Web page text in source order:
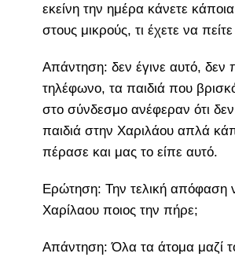
εκείνη την ημέρα κάνετε
στους μικρούς, τι έχετε να πείτε
Απάντηση: δεν έγινε αυτό, δεν
τηλέφωνο, τα παιδιά που
στο σύνδεσμο ανέφεραν ότι
παιδιά στην Χαριλάου απλά
πέρασε και μας το είπε αυτό.
Ερώτηση: Την τελική απόφαση
Χαρίλαου ποιος την πήρε;
Απάντηση: Όλα τα άτομα μαζί